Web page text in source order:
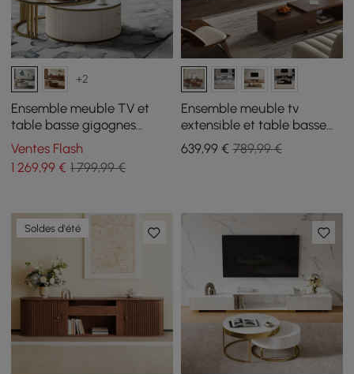
+2
Ensemble meuble TV et
table basse gigognes
Grovyn
Ventes Flash
1 269,99 € 1 799,99 €
Ensemble meuble tv
extensible et table basse
Mordel en noyer brillant
639,99€ 789,99 €
Soldes d'été